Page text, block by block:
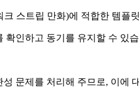
스트립 만화)에 적합한 템플
확인하고 동기를 유지할 수 있
문제를 처리해 주므로, 이에